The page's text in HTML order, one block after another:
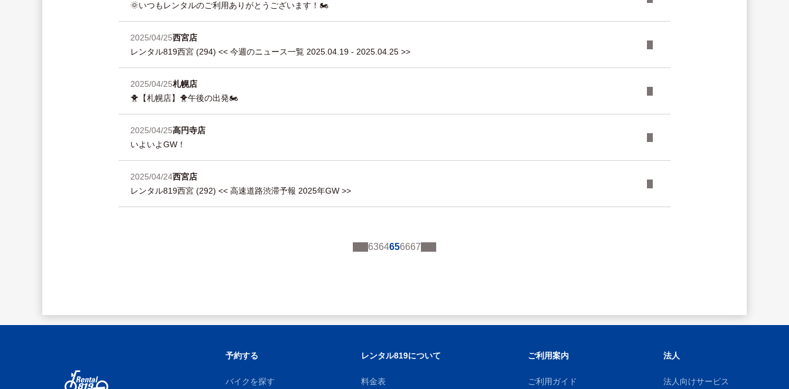
🌞いつもレンタルのご利用ありがとうございます！🏍
2025/04/25西宮店
レンタル819西宮 (294) << 今週のニュース一覧 2025.04.19 - 2025.04.25 >>
2025/04/25札幌店
🐥【札幌店】🐥午後の出発🏍
2025/04/25高円寺店
いよいよGW！
2025/04/24西宮店
レンタル819西宮 (292) << 高速道路渋滞予報 2025年GW >>
6364656667
予約する
バイクを探す
レンタル819について
料金表
ご利用案内
ご利用ガイド
法人
法人向けサービス